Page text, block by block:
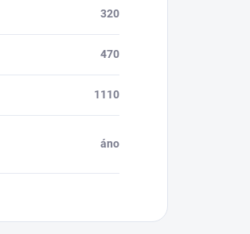
320
470
1110
áno